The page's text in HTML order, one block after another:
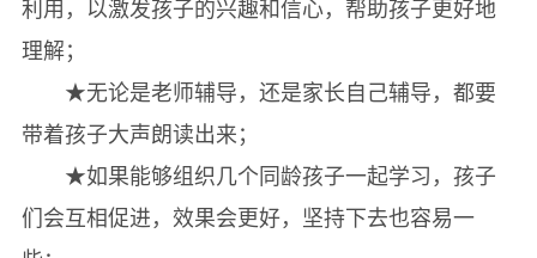
利用，以激发孩子的兴趣和信心，帮助孩子更好地
理解；
★无论是老师辅导，还是家长自己辅导，都要
带着孩子大声朗读出来；
★如果能够组织几个同龄孩子一起学习，孩子
们会互相促进，效果会更好，坚持下去也容易一